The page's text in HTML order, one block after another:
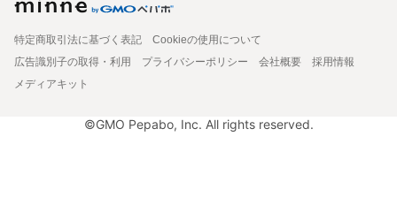
特定商取引法に基づく表記
Cookieの使用について
広告識別子の取得・利用
プライバシーポリシー 会社概要
採用情報
メディアキット
©GMO Pepabo, Inc. All rights reserved.